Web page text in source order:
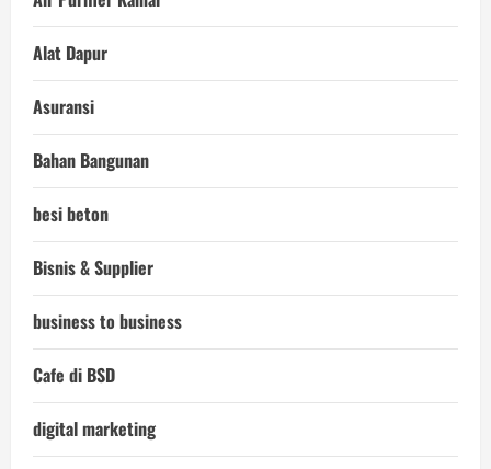
Alat Dapur
Asuransi
Bahan Bangunan
besi beton
Bisnis & Supplier
business to business
Cafe di BSD
digital marketing